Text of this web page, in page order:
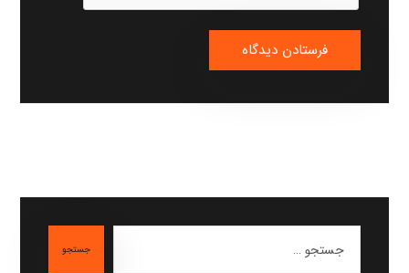
فرستادن دیدگاه
جستجو